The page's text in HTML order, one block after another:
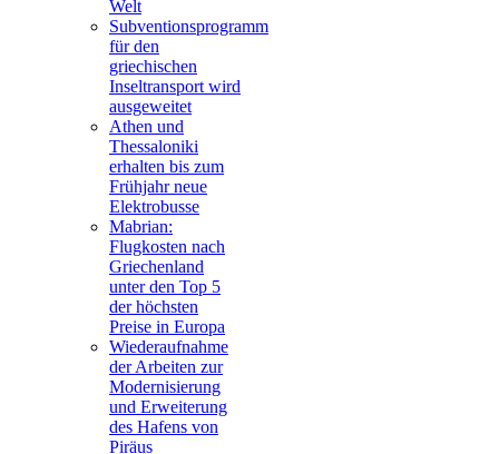
Welt
Subventionsprogramm
für den
griechischen
Inseltransport wird
ausgeweitet
Athen und
Thessaloniki
erhalten bis zum
Frühjahr neue
Elektrobusse
Mabrian:
Flugkosten nach
Griechenland
unter den Top 5
der höchsten
Preise in Europa
Wiederaufnahme
der Arbeiten zur
Modernisierung
und Erweiterung
des Hafens von
Piräus